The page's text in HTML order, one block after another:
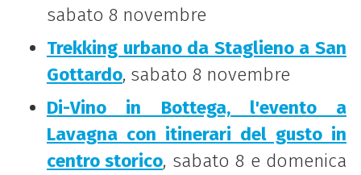
sabato 8 novembre
Trekking urbano da Staglieno a San
Gottardo, sabato 8 novembre
Di-Vino in Bottega, l'evento a
Lavagna con itinerari del gusto in
centro storico, sabato 8 e domenica